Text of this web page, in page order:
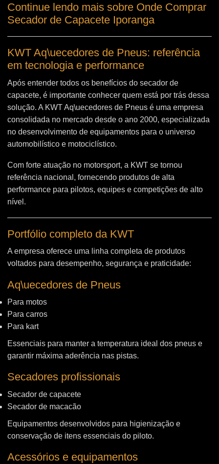
Continue lendo mais sobre Onde Comprar
Secador de Capacete Iporanga
KWT Aq\uecedores de Pneus: referência
em tecnologia e performance
Após entender todos os benefícios do secador de
capacete, é importante conhecer quem está por trás dessa
solução. A KWT Aq\uecedores de Pneus é uma empresa
consolidada no mercado desde o ano 2000, especializada
no desenvolvimento de equipamentos para o universo
automobilístico e motociclístico.
Com forte atuação no motorsport, a KWT se tornou
referência nacional, fornecendo produtos de alta
performance para pilotos, equipes e competições de alto
nível.
Portfólio completo da KWT
A empresa oferece uma linha completa de produtos
voltados para desempenho, segurança e praticidade:
Aq\uecedores de Pneus
Para motos
Para carros
Para kart
Essenciais para manter a temperatura ideal dos pneus e
garantir máxima aderência nas pistas.
Secadores profissionais
Secador de capacete
Secador de macacão
Equipamentos desenvolvidos para higienização e
conservação de itens essenciais do piloto.
Acessórios e equipamentos